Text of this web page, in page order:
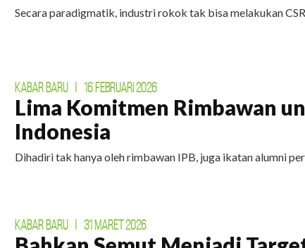
Secara paradigmatik, industri rokok tak bisa melakukan
KABAR BARU | 16 FEBRUARI 2026
Lima Komitmen Rimbawan
Indonesia
Dihadiri tak hanya oleh rimbawan IPB, juga ikatan alumni
KABAR BARU | 31 MARET 2026